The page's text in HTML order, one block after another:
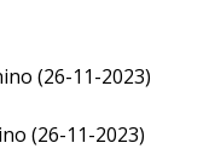
(26-11-2023)
(26-11-2023)